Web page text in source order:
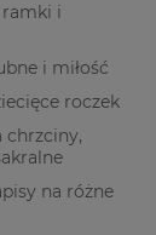
i
i miłość
roczek
chrzciny,
na różne